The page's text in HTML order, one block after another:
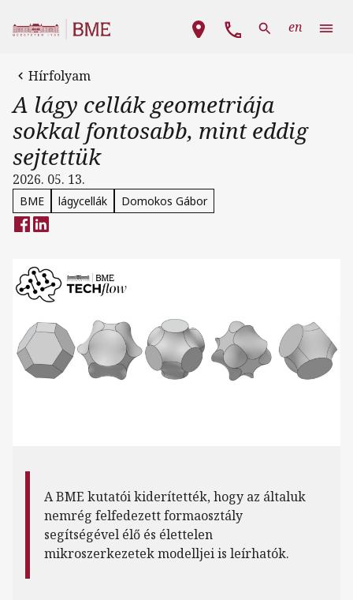
Fő navigáció
en
Hírfolyam
A lágy cellák geometriája
sokkal fontosabb, mint eddig
sejtettük
2026. 05. 13.
BME lágycellák Domokos Gábor
A BME kutatói kiderítették, hogy az általuk
nemrég felfedezett formaosztály
segítségével élő és élettelen
mikroszerkezetek modelljei is leírhatók.